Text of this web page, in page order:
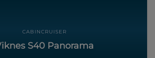
CABINCRUISER
S40 Panorama